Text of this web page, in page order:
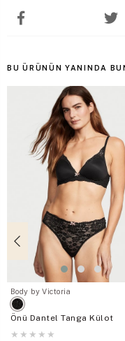
BU ÜRÜNÜN YANINDA
Body by Victoria
Önü Dantel Tanga Külot
★ ★ ★ ★ ★